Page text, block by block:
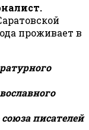
проживает в
писателей